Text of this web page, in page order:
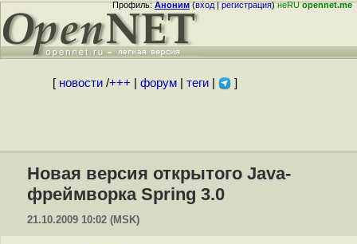
Профиль:Аноним(вход|регистрация)неRUopennet.me
[ новости/+++ форум| теги| ]
Новая версия открытого Java-
фреймворка Spring 3.0
21.10.2009 10:02 (MSK)